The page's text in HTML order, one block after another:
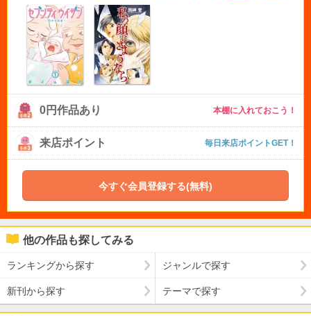
0円作品あり 本棚に入れておこう！
来店ポイント 毎日来店ポイントGET！
今すぐ会員登録する(無料)
他の作品も探してみる
ランキングから探す ジャンルで探す
新刊から探す テーマで探す